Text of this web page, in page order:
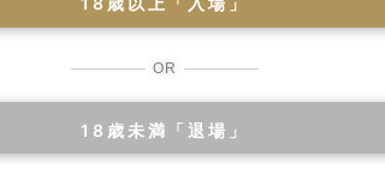
二輪車
OR
18歳未満「退場」